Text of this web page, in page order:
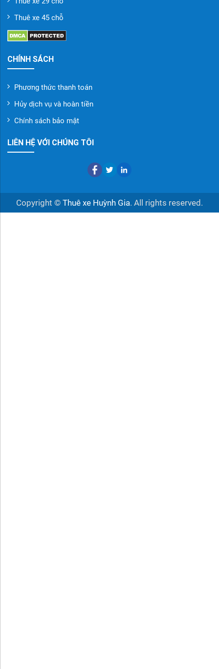
Thuê xe 45 chỗ
CHÍNH SÁCH
Phương thức thanh toán
Hủy dịch vụ và hoàn tiền
Chính sách bảo mật
LIÊN HỆ VỚI CHÚNG TÔI
Copyright © Thuê xe Huỳnh Gia. All rights reserved.